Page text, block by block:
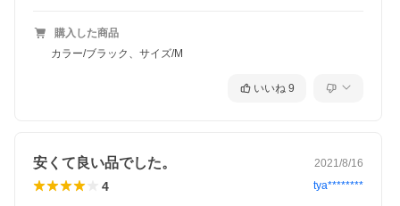
購入した商品
カラー/ブラック、サイズ/M
いいね 9
安くて良い品でした。 2021/8/16
4 tya********